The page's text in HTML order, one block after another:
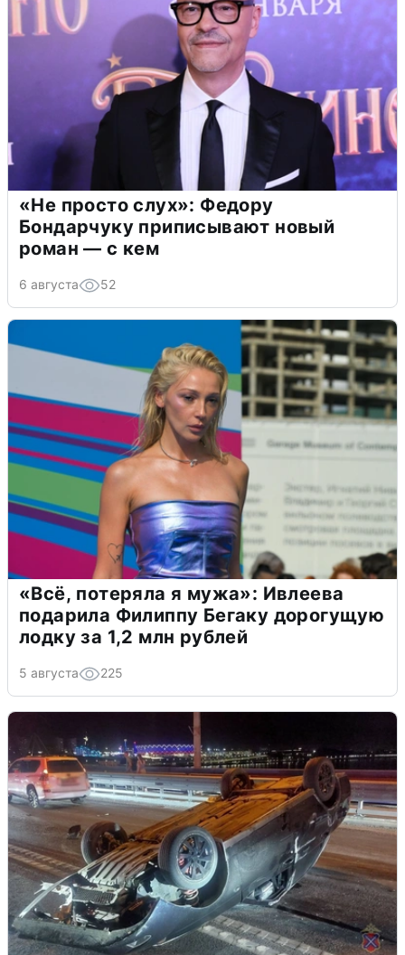
«Не просто слух»: Федору
Бондарчуку приписывают новый
роман — с кем
6 августа 52
«Всё, потеряла я мужа»: Ивлеева
подарила Филиппу Бегаку дорогущую
лодку за 1,2 млн рублей
5 августа 225